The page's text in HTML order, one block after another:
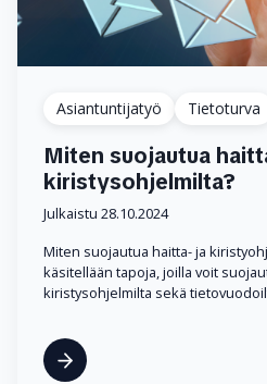
Asiantuntijatyö Tietoturva
Miten suojautua
kiristysohjelmilta?
Julkaistu 28.10.2024
Miten suojautua haitta- ja
käsitellään tapoja, joilla voit
kiristysohjelmilta sekä